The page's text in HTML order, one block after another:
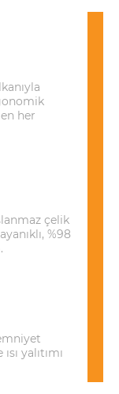
her
çelik
%98
yalıtımı